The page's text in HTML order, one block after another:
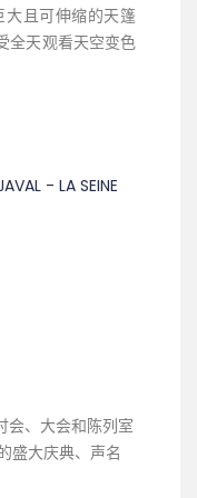
大且可伸缩的天篷
全天观看天空变色
会、大会和陈列室
盛大庆典、声名